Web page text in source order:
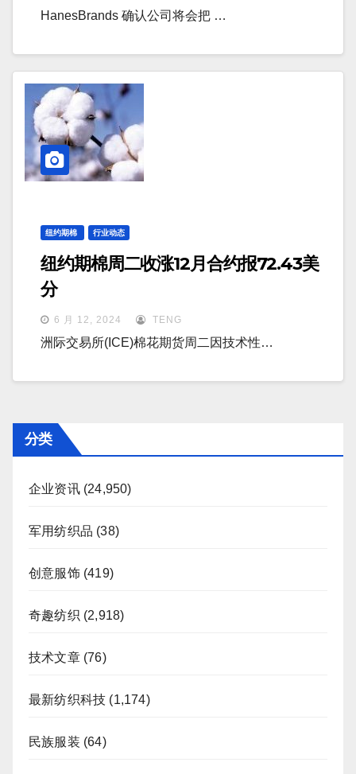
HanesBrands 确认公司将会把 …
纽约期棉 行业动态
纽约期棉周二收涨12月合约报72.43美
分
6 月 12, 2024 TENG
洲际交易所(ICE)棉花期货周二因技术性…
分类
企业资讯(24,950)
军用纺织品 (38)
创意服饰(419)
奇趣纺织 (2,918)
技术文章(76)
最新纺织科技 (1,174)
民族服装 (64)